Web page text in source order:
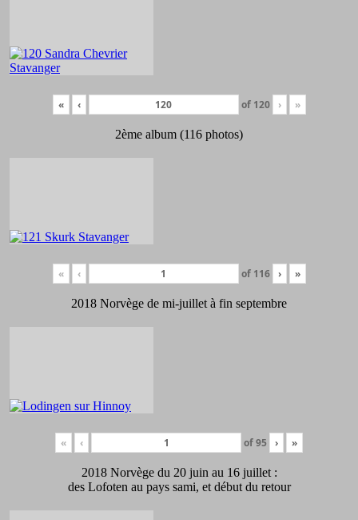
« ‹ of 120 › »
2ème album (116 photos)
« ‹ of 116 › »
2018 Norvège de mi-juillet à fin septembre
« ‹ of95 › »
2018 Norvège du 20 juin au 16 juillet :
des Lofoten au pays sami, et début du retour